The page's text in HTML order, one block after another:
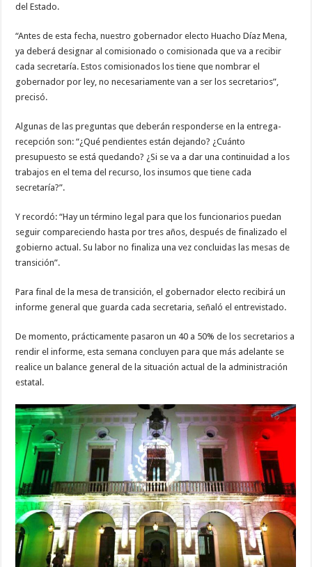
del Estado.
“Antes de esta fecha, nuestro gobernador electo Huacho Díaz Mena,
ya deberá designar al comisionado o comisionada que va a recibir
cada secretaría. Estos comisionados los tiene que nombrar el
gobernador por ley, no necesariamente van a ser los secretarios”,
precisó.
Algunas de las preguntas que deberán responderse en la entrega-
recepción son: “¿Qué pendientes están dejando? ¿Cuánto
presupuesto se está quedando? ¿Si se va a dar una continuidad a los
trabajos en el tema del recurso, los insumos que tiene cada
secretaría?”.
Y recordó: “Hay un término legal para que los funcionarios puedan
seguir compareciendo hasta por tres años, después de finalizado el
gobierno actual. Su labor no finaliza una vez concluidas las mesas de
transición”.
Para final de la mesa de transición, el gobernador electo recibirá un
informe general que guarda cada secretaria, señaló el entrevistado.
De momento, prácticamente pasaron un 40 a 50% de los secretarios a
rendir el informe, esta semana concluyen para que más adelante se
realice un balance general de la situación actual de la administración
estatal.